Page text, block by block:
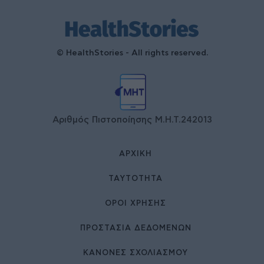
© HealthStories - All rights reserved.
Αριθμός Πιστοποίησης Μ.Η.Τ.242013
ΑΡΧΙΚΉ
ΤΑΥΤΌΤΗΤΑ
ΌΡΟΙ ΧΡΉΣΗΣ
ΠΡΟΣΤΑΣΙΑ ΔΕΔΟΜΕΝΩΝ
ΚΑΝΟΝΕΣ ΣΧΟΛΙΑΣΜΟΥ